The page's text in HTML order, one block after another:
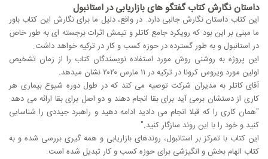
داستان نگارش کتاب گفتگو های بازاریابی در استانبول
این کتاب داستان نگارش جالبی دارد. در واقع، دلیل ما برای نگارش این کتاب باور
ما مبنی بر این بود که رویکرد جامع کاتلر و تیمش اثرات برجسته ای به طور خاص
در استانبول و به طور گسترده در حوزه کسب و کار در ترکیه خواهد داشت.
این پروژه به روشنی روش مورد استفاده نویسندگان کتاب را از زمان تشخیص
اولین مورد ویروس کرونا در ترکیه در ۱۱ مارس ۲۰۲۰ نشان میدهد.
آقای کاتلر به مدیران شرکت توصیه می کند که در طول دوره شیوع بیماری هر
کاری از دستشان برمی آید برای بقا انجام دهند و دو اصل برای بقا ارائه می دهد:
"همان کاری را که قبلا انجام می دادید ادامه دهید و راهبرد جیددی را شناسایی
کنید و خود را با این روند سازگار کنید."
این کتاب با تمرکز بر استانبول، روندهای بازاریابی و همه گیری بررسی شده و به
کتاب الهام بخش و انگیزشی برای حوزه کسب و کار تبدیل شده است.